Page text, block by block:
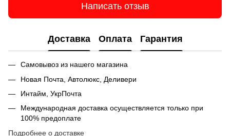
Написать отзыв
Доставка Оплата Гарантия
Самовывоз из нашего магазина
Новая Почта, Автолюкс, Деливери
Интайм, УкрПочта
Международная доставка осуществляется только при
100% предоплате
Подробнее о доставке